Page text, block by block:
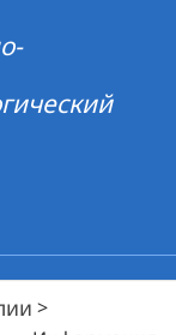
>